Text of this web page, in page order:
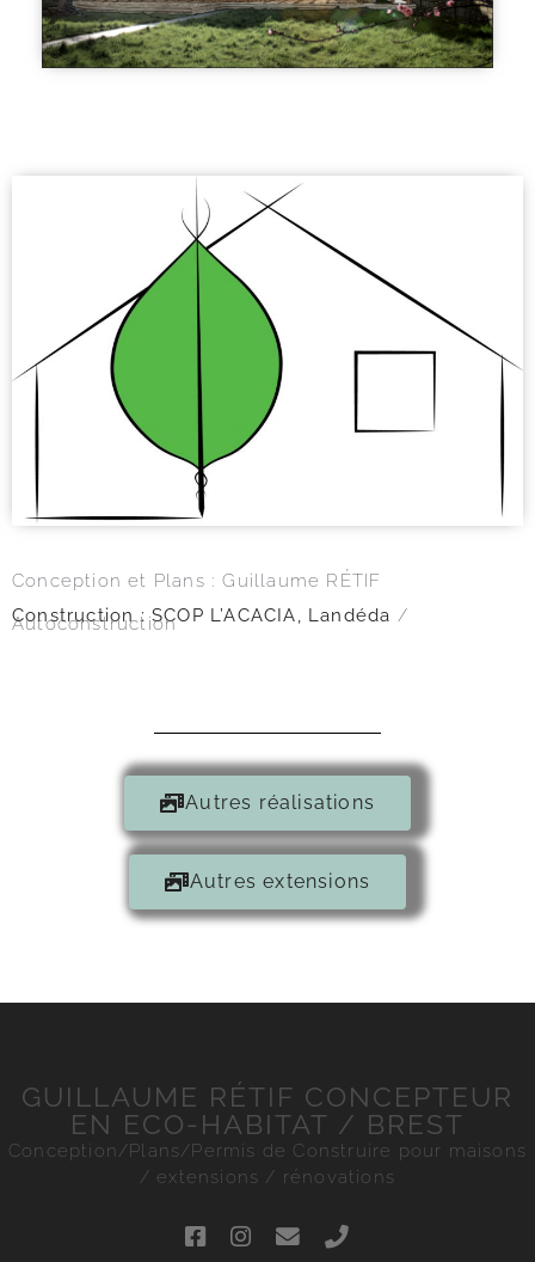
Conception et Plans : Guillaume RÉTIF
Construction : SCOP L’ACACIA, Landéda /
Autoconstruction
Autres réalisations
Autres extensions
GUILLAUME RÉTIF CONCEPTEUR
EN ECO-HABITAT / BREST
Conception/Plans/Permis de Construire pour maisons
/ extensions / rénovations